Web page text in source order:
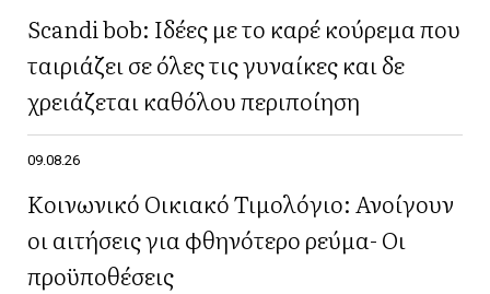
Scandi bob: Ιδέες με το καρέ κούρεμα που
ταιριάζει σε όλες τις γυναίκες και δε
χρειάζεται καθόλου περιποίηση
09.08.26
Κοινωνικό Οικιακό Τιμολόγιο: Ανοίγουν
οι αιτήσεις για φθηνότερο ρεύμα- Οι
προϋποθέσεις